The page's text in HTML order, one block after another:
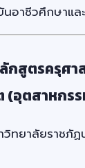
อาชีวศึกษาแล
กสูตรครุศา
อุตสาหกร
วิทยาลัยราชภัฏ